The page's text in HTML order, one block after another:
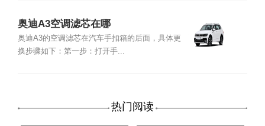
奥迪A3空调滤芯在哪
奥迪A3的空调滤芯在汽车手扣箱的后面，具体更
换步骤如下：第一步：打开手...
热门阅读